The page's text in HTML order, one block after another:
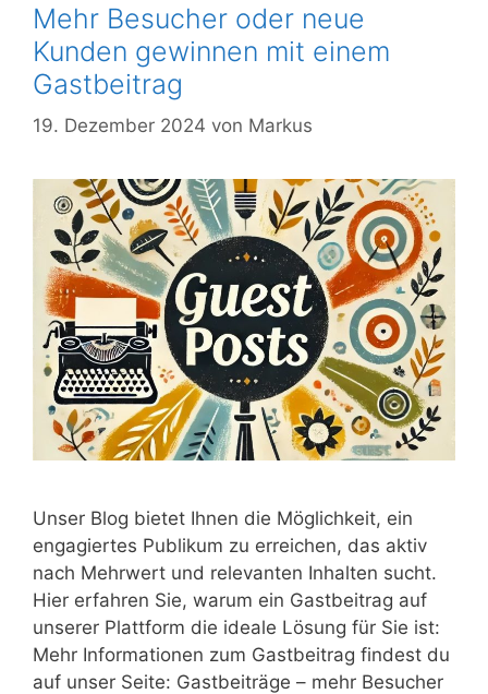
Mehr Besucher oder neue
Kunden gewinnen mit einem
Gastbeitrag
19. Dezember 2024 von Markus
Unser Blog bietet Ihnen die Möglichkeit, ein
engagiertes Publikum zu erreichen, das aktiv
nach Mehrwert und relevanten Inhalten sucht.
Hier erfahren Sie, warum ein Gastbeitrag auf
unserer Plattform die ideale Lösung für Sie ist:
Mehr Informationen zum Gastbeitrag findest du
auf unser Seite: Gastbeiträge – mehr Besucher